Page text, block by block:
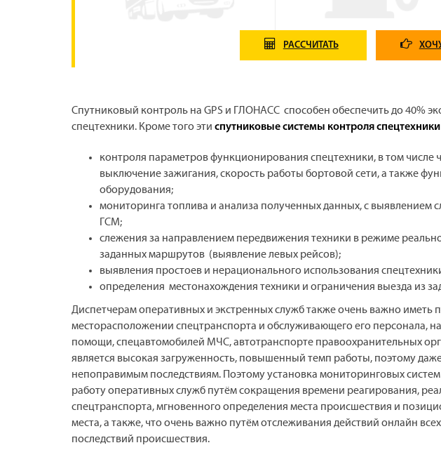
РАССЧИТАТЬ
Спутниковый контроль на GPS и ГЛОНАСС способен обеспечить до 40%
спецтехники. Кроме того эти спутниковые системы контроля спецтехники
контроля параметров функционирования спецтехники, в том числе
выключение зажигания, скорость работы бортовой сети, а также
оборудования;
мониторинга топлива и анализа полученных данных, с выявлением
ГСМ;
слежения за направлением передвижения техники в режиме
заданных маршрутов (выявление левых рейсов);
выявления простоев и нерационального использования
определения местонахождения техники и ограничения выезда из
Диспетчерам оперативных и экстренных служб также очень важно
месторасположении спецтранспорта и обслуживающего его персонала,
помощи, спецавтомобилей МЧС, автотранспорте правоохранительных
является высокая загруженность, повышенный темп работы, поэтому
непоправимым последствиям. Поэтому установка мониторинговых
работу оперативных служб путём сокращения времени реагирования,
спецтранспорта, мгновенного определения места происшествия и
места, а также, что очень важно путём отслеживания действий онлайн
последствий происшествия.